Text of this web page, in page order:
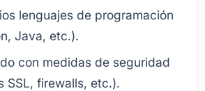
lenguajes de programación
Java, etc.).
con medidas de seguridad
SSL, firewalls, etc.).